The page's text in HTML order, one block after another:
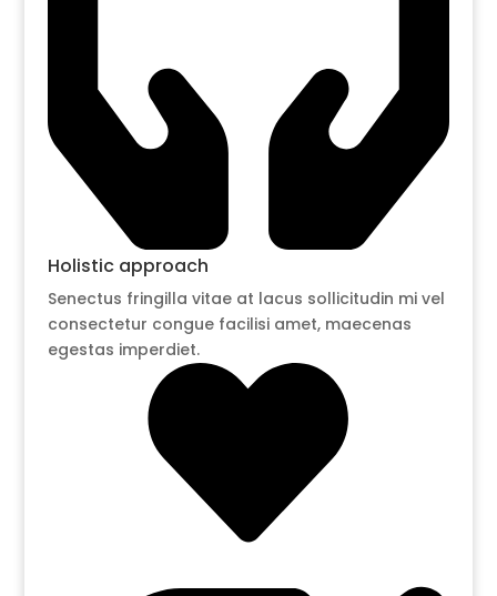
Holistic approach
Senectus fringilla vitae at lacus sollicitudin mi vel
consectetur congue facilisi amet, maecenas
egestas imperdiet.